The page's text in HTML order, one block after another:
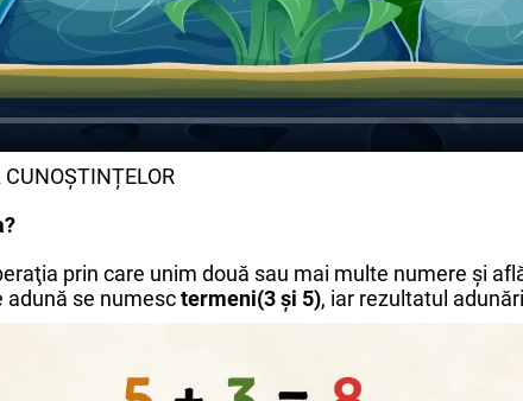
prin care unim două sau mai multe numere şi
adună se numesctermeni(3 și 5), iar rezultatul